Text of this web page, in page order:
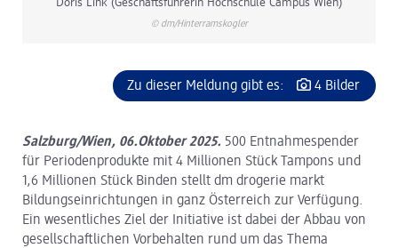
Doris Link (Geschäftsführerin Hochschule Campus Wien)
© dm/Hinterramskogler
Zu dieser Meldung gibt es: 4 Bilder
Salzburg/Wien, 06.Oktober 2025. 500 Entnahmespender
für Periodenprodukte mit 4 Millionen Stück Tampons und
1,6 Millionen Stück Binden stellt dm drogerie markt
Bildungseinrichtungen in ganz Österreich zur Verfügung.
Ein wesentliches Ziel der Initiative ist dabei der Abbau von
gesellschaftlichen Vorbehalten rund um das Thema